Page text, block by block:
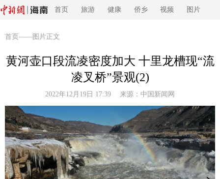
首页 旅游 健康 侨乡 视频 图片
首页 ——图片正文
黄河壶口段流凌密度加大 十里龙槽现“流
凌叉桥”景观(2)
2022年12月19日 17:39 来源： 中国新闻网